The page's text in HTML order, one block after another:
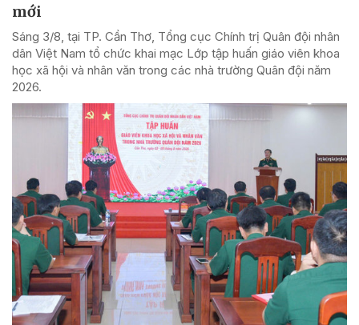
mới
Sáng 3/8, tại TP. Cần Thơ, Tổng cục Chính trị Quân đội nhân
dân Việt Nam tổ chức khai mạc Lớp tập huấn giáo viên khoa
học xã hội và nhân văn trong các nhà trường Quân đội năm
2026.